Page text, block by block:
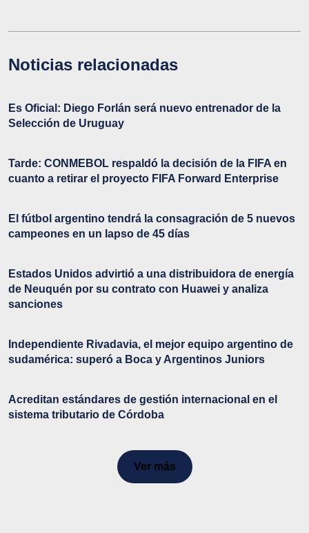
Noticias relacionadas
Es Oficial: Diego Forlán será nuevo entrenador de la
Selección de Uruguay
Tarde: CONMEBOL respaldó la decisión de la FIFA en
cuanto a retirar el proyecto FIFA Forward Enterprise
El fútbol argentino tendrá la consagración de 5 nuevos
campeones en un lapso de 45 días
Estados Unidos advirtió a una distribuidora de energía
de Neuquén por su contrato con Huawei y analiza
sanciones
Independiente Rivadavia, el mejor equipo argentino de
sudamérica: superó a Boca y Argentinos Juniors
Acreditan estándares de gestión internacional en el
sistema tributario de Córdoba
Ver más